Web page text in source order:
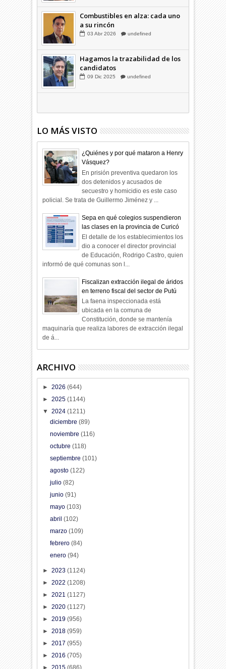
Combustibles en alza: cada uno
Hagamos la trazabilidad de los
LO MÁS VISTO
¿Quiénes y por qué mataron a Henry
Vásquez?
En prisión preventiva quedaron los
dos detenidos y acusados de
secuestro y homicidio es este caso
policial. Se trata de Guillermo Jiménez y ...
Sepa en qué colegios suspendieron
las clases en la provincia de Curicó
El detalle de los establecimientos los
dio a conocer el director provincial
de Educación, Rodrigo Castro, quien
informó de qué comunas son l...
Fiscalizan extracción ilegal de áridos
en terreno fiscal del sector de Putú
La faena inspeccionada está
ubicada en la comuna de
Constitución, donde se mantenía
maquinaría que realiza labores de extracción ilegal
de á...
ARCHIVO
►2026(644)
►2025(1144)
▼2024(1211)
diciembre (89)
noviembre (116)
octubre (118)
septiembre (101)
agosto (122)
julio (82)
junio (91)
mayo (103)
abril (102)
marzo (109)
febrero (84)
enero (94)
►2023(1124)
►2022(1208)
►2021(1127)
►2020(1127)
►2019(956)
►2018(959)
►2017(955)
►2016(705)
►2015(686)